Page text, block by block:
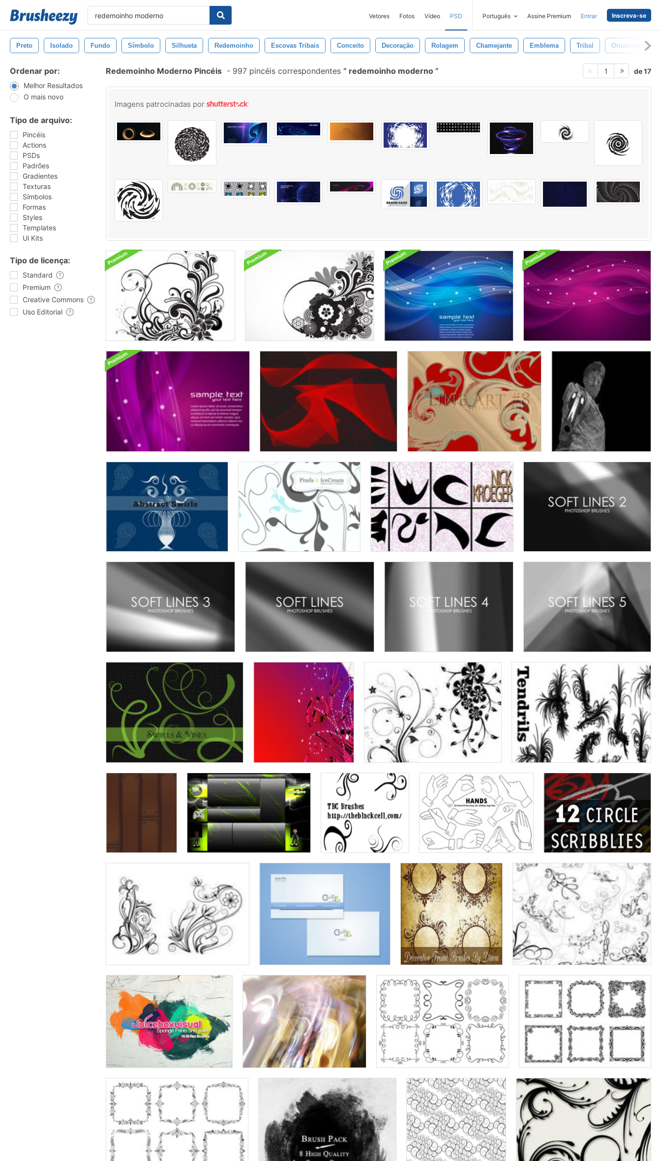
Vetores Fotos Vídeo PSD Português Assine Premium Entrar Inscreva-se
Preto Isolado Fundo Símbolo Silhueta Redemoinho Escovas Tribais Conceito Decoração Rolagem Chamejante Emblema Tribal Ornamental
Ordenar por:
Melhor Resultados
O mais novo
Tipo de arquivo:
Pincéis
Actions
PSDs
Padrões
Gradientes
Texturas
Símbolos
Formas
Styles
Templates
Ui Kits
Tipo de licença:
Standard
Premium
Creative Commons
Uso Editorial
Redemoinho Moderno Pincéis - 997 pincéis correspondentes redemoinho moderno 1 de 17
Imagens patrocinadas por